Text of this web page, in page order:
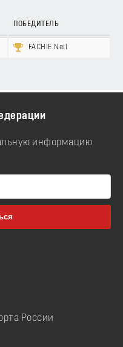
ПОБЕДИТЕЛЬ
FACHIE Neil
информацию
России